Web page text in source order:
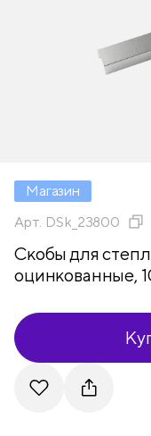
Магазин
Арт. DSk_23800
Скобы для
оцинкованные,